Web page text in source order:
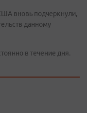
вновь подчеркнули,
данному
в течение дня.